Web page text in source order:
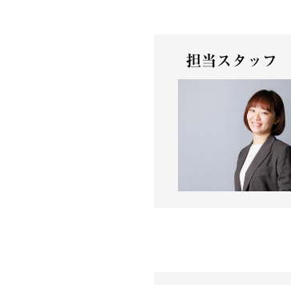
担当スタッフ